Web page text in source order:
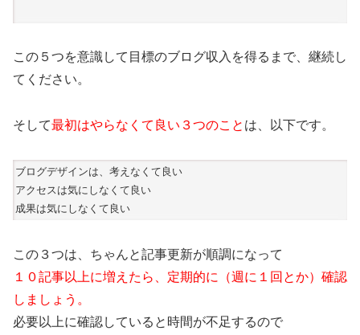
この５つを意識して目標のブログ収入を得るまで、継続し
てください。
そして最初はやらなくて良い３つのこと は、以下です。
ブログデザインは、考えなくて良い
アクセスは気にしなくて良い
成果は気にしなくて良い
この３つは、ちゃんと記事更新が順調になって
１０記事以上に増えたら、定期的に（週に１回とか）確認
しましょう。
必要以上に確認していると時間が不足するので